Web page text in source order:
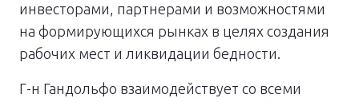
инвесторами, партнерами и возможностями
на формирующихся рынках в целях создания
рабочих мест и ликвидации бедности.
Г-н Гандольфо взаимодействует со всеми